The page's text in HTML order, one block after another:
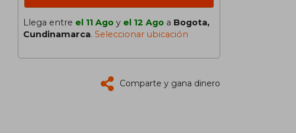
Llega entre el 11 Ago y el 12 Ago a Bogota,
Cundinamarca. Seleccionar ubicación
Comparte y gana dinero